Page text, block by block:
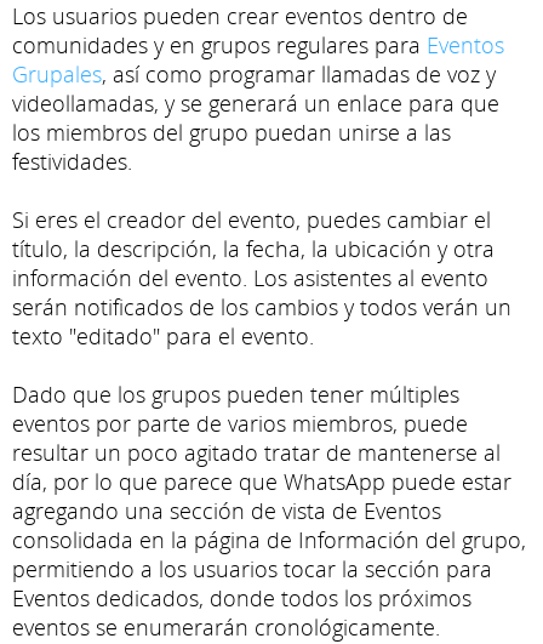
Los usuarios pueden crear eventos dentro de
comunidades y en grupos regulares para Eventos
Grupales, así como programar llamadas de voz y
videollamadas, y se generará un enlace para que
los miembros del grupo puedan unirse a las
festividades.
Si eres el creador del evento, puedes cambiar el
título, la descripción, la fecha, la ubicación y otra
información del evento. Los asistentes al evento
serán notificados de los cambios y todos verán un
texto "editado" para el evento.
Dado que los grupos pueden tener múltiples
eventos por parte de varios miembros, puede
resultar un poco agitado tratar de mantenerse al
día, por lo que parece que WhatsApp puede estar
agregando una sección de vista de Eventos
consolidada en la página de Información del grupo,
permitiendo a los usuarios tocar la sección para
Eventos dedicados, donde todos los próximos
eventos se enumerarán cronológicamente.